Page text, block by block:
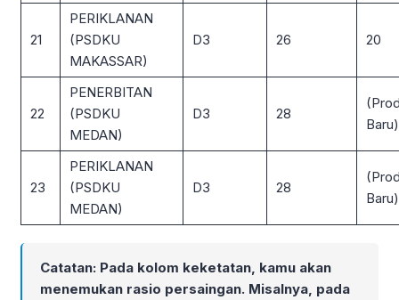
21
PERIKLANAN
(PSDKU
MAKASSAR)
D3 26 20
22
PENERBITAN
(PSDKU
MEDAN)
D3 28
Baru)
23
PERIKLANAN
(PSDKU
MEDAN)
D3 28
Baru)
Catatan: Pada kolom keketatan, kamu akan
menemukan rasio persaingan. Misalnya, pada